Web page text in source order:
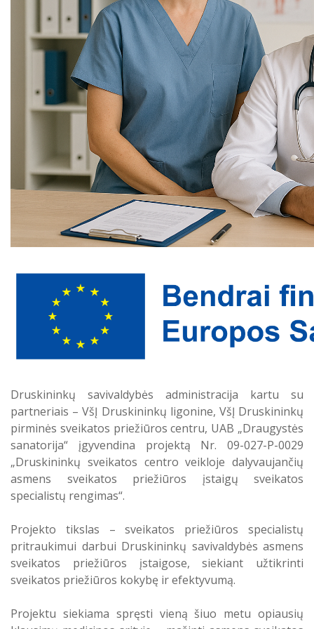
kartu su Gardino centrinės miesto poliklinikos iš
Baltarusijos parengta informacinė medžiaga, aktuali
Druskininkų savivaldybės vyresnio amžiaus gyventojams
bei neįgaliesiems
Pirminės asmens sveikatos priežiūros kokybės ir
prieinamumo gerinimas Druskininkų savivaldybėje
Ambulatorinių sveikatos priežiūros paslaugų
tuberkulioze sergantiems asmenims prieinamumo
gerinimas Druskininkų savivaldybėje
Įgyvendintas projektas "Elektromobilių įsigijimo
juridiniams asmenims skatinimas"
Integruotos sveikatos priežiūros modelio pritaikymas
poliligotų pacientų sveikatos priežiūrai pirminėje
grandyje
Druskininkų savivaldybės sveikatos centro sudėtyje
modernizavimas
Projektas „Sveikatos centro veiklos modelio diegimas
Druskininkų savivaldybės sveikatos centre“
Projektas „Druskininkų sveikatos centro veikloje
dalyvaujančių asmens sveikatos priežiūros įstaigų
Projektas ,,HOPE – HOme and community Psychiatric
carE”
Druskininkų savivaldybės administracija kartu su
partneriais – VšĮ Druskininkų ligonine, VšĮ Druskininkų
pirminės sveikatos priežiūros centru, UAB „Draugystės
sanatorija“ įgyvendina projektą Nr. 09-027-P-0029
„Druskininkų sveikatos centro veikloje dalyvaujančių
asmens sveikatos priežiūros įstaigų sveikatos
specialistų rengimas“.
Projekto tikslas – sveikatos priežiūros specialistų
pritraukimui darbui Druskininkų savivaldybės asmens
sveikatos priežiūros įstaigose, siekiant užtikrinti
sveikatos priežiūros kokybę ir efektyvumą.
Projektu siekiama spręsti vieną šiuo metu opiausių